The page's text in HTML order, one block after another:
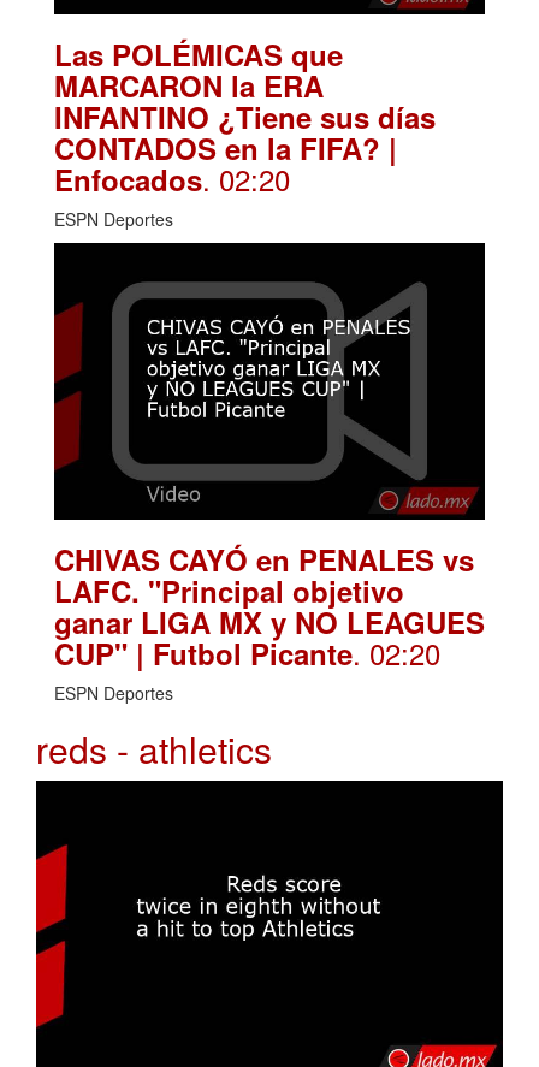
Las POLÉMICAS que
MARCARON la ERA
INFANTINO ¿Tiene sus días
CONTADOS en la FIFA? |
Enfocados. 02:20
ESPN Deportes
CHIVAS CAYÓ en PENALES vs
LAFC. "Principal objetivo
ganar LIGA MX y NO LEAGUES
CUP" | Futbol Picante. 02:20
ESPN Deportes
reds - athletics